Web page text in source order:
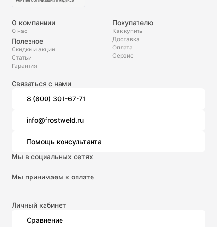
О компаниии
О нас
Полезное
Скидки и акции
Статьи
Гарантия
Покупателю
Как купить
Доставка
Оплата
Сервис
Связаться с нами
8 (800) 301-67-71
info@frostweld.ru
Помощь консультанта
Мы в социальных сетях
Мы принимаем к оплате
Личный кабинет
Сравнение